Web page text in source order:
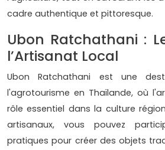
cadre authentique et pittoresque.
Ubon Ratchathani :
l’Artisanat Local
Ubon Ratchathani est une
l'agrotourisme en Thaïlande, où
rôle essentiel dans la culture
artisanaux, vous pouvez
pratiques pour créer des objets